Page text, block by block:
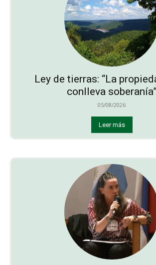
Ley de tierras: “La
conlleva soberanía”
05/08/2026
Leer más